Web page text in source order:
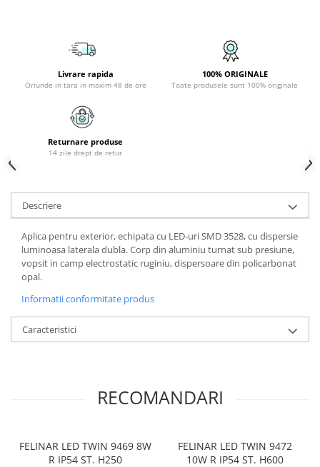
SPOTURI APLICATE
LAMPI BAIE
VEIOZA VINTAGE
VEIOZE COPII
Livrare rapida
Oriunde in tara in maxim 48 de ore
100% ORIGINALE
Toate produsele sunt 100% originale
Returnare produse
14 zile drept de retur
Descriere
Aplica pentru exterior, echipata cu LED-uri SMD 3528, cu dispersie
luminoasa laterala dubla. Corp din aluminiu turnat sub presiune,
vopsit in camp electrostatic ruginiu, dispersoare din policarbonat
opal.
Informatii conformitate produs
Caracteristici
RECOMANDARI
FELINAR LED TWIN 9469 8W
R IP54 ST. H250
FELINAR LED TWIN 9472
10W R IP54 ST. H600